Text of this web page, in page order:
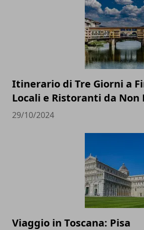
Itinerario di Tre Giorni a
Locali e Ristoranti da Non
29/10/2024
Viaggio in Toscana: Pisa